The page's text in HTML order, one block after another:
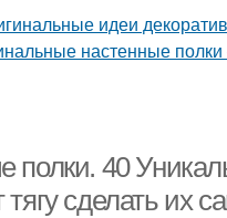
40
сделать их